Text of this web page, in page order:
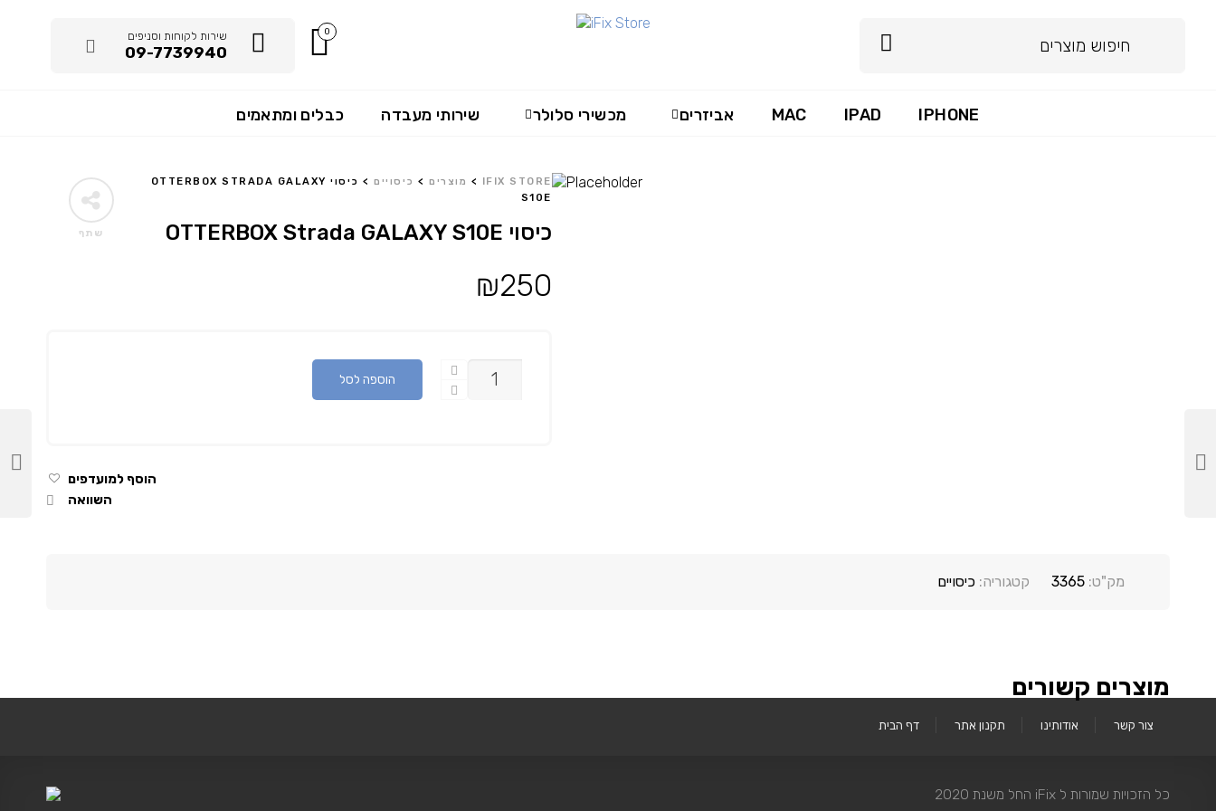
שירות לקוחות וסניפים
09-7739940
0
IPHONE
IPAD
MAC אביזרים מכשירי סלולר שירותי מעבדה כבלים ומתאמים
שתף
IFIX STORE
> מוצרים> כיסויים>
כיסוי OTTERBOX STRADA GALAXY
S10E
כיסוי OTTERBOX Strada GALAXY S10E
₪250
כמות
הוספה לסל
הוסף למועדפים
השוואה
מק"ט: 3365 קטגוריה: כיסויים
מוצרים קשורים
דף הבית תקנון אתר אודותינו צור קשר
כל הזכויות שמורות ל iFix החל משנת 2020